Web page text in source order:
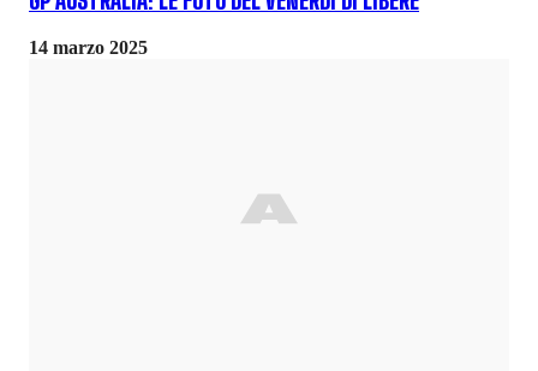
14 marzo 2025